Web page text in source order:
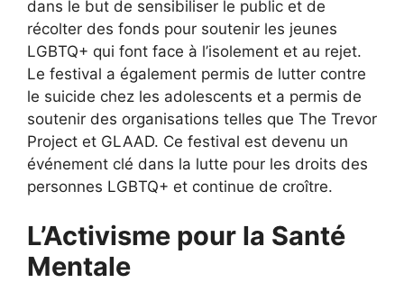
dans le but de sensibiliser le public et de
récolter des fonds pour soutenir les jeunes
LGBTQ+ qui font face à l’isolement et au rejet.
Le festival a également permis de lutter contre
le suicide chez les adolescents et a permis de
soutenir des organisations telles que The Trevor
Project et GLAAD. Ce festival est devenu un
événement clé dans la lutte pour les droits des
personnes LGBTQ+ et continue de croître.
L’Activisme pour la Santé
Mentale